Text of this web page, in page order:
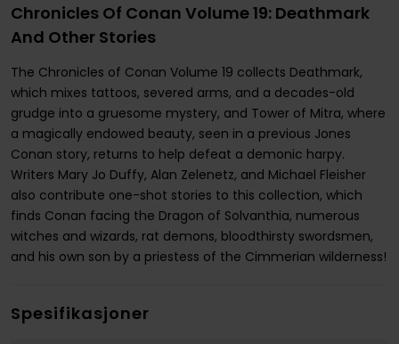
Chronicles Of Conan Volume 19: Deathmark
And Other Stories
The Chronicles of Conan Volume 19 collects Deathmark,
which mixes tattoos, severed arms, and a decades-old
grudge into a gruesome mystery, and Tower of Mitra, where
a magically endowed beauty, seen in a previous Jones
Conan story, returns to help defeat a demonic harpy.
Writers Mary Jo Duffy, Alan Zelenetz, and Michael Fleisher
also contribute one-shot stories to this collection, which
finds Conan facing the Dragon of Solvanthia, numerous
witches and wizards, rat demons, bloodthirsty swordsmen,
and his own son by a priestess of the Cimmerian wilderness!
Spesifikasjoner